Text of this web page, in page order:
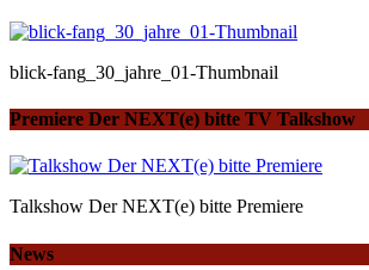
blick-fang_30_jahre_01-Thumbnail
Premiere Der NEXT(e) bitte TV Talkshow
Talkshow Der NEXT(e) bitte Premiere
News